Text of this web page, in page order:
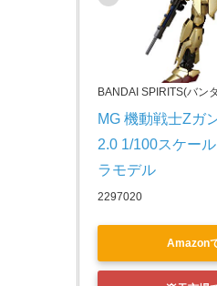
BANDAI SPIRITS(バン
MG 機動戦士Ζガ
2.0 1/100スケー
ラモデル
2297020
Amazon